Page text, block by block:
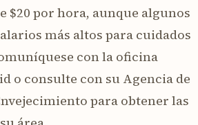
$20 por hora, aunque algunos
más altos para cuidados
con la oficina
o consulte con su Agencia de
para obtener las